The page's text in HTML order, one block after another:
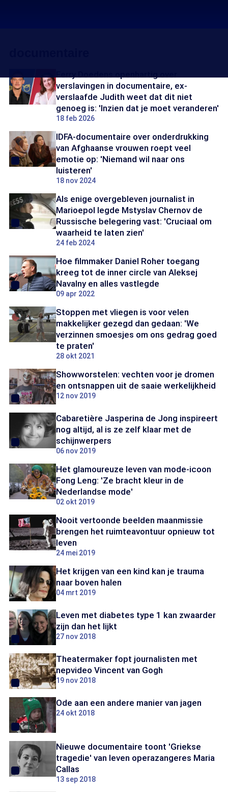
verslavingen in documentaire, ex-
verslaafde Judith weet dat dit niet
genoeg is: 'Inzien dat je moet veranderen'
18 feb 2026
IDFA-documentaire over onderdrukking
van Afghaanse vrouwen roept veel
emotie op: 'Niemand wil naar ons
luisteren'
18 nov 2024
Als enige overgebleven journalist in
Marioepol legde Mstyslav Chernov de
Russische belegering vast: 'Cruciaal om
waarheid te laten zien'
24 feb 2024
Hoe filmmaker Daniel Roher toegang
kreeg tot de inner circle van Aleksej
Navalny en alles vastlegde
09 apr 2022
Stoppen met vliegen is voor velen
makkelijker gezegd dan gedaan: 'We
verzinnen smoesjes om ons gedrag goed
te praten'
28 okt 2021
Showworstelen: vechten voor je dromen
en ontsnappen uit de saaie werkelijkheid
12 nov 2019
Cabaretière Jasperina de Jong inspireert
nog altijd, al is ze zelf klaar met de
schijnwerpers
06 nov 2019
Het glamoureuze leven van mode-icoon
Fong Leng: 'Ze bracht kleur in de
Nederlandse mode'
02 okt 2019
Nooit vertoonde beelden maanmissie
brengen het ruimteavontuur opnieuw tot
leven
24 mei 2019
Het krijgen van een kind kan je trauma
naar boven halen
04 mrt 2019
Leven met diabetes type 1 kan zwaarder
zijn dan het lijkt
27 nov 2018
Theatermaker fopt journalisten met
nepvideo Vincent van Gogh
19 nov 2018
Ode aan een andere manier van jagen
24 okt 2018
Nieuwe documentaire toont 'Griekse
tragedie' van leven operazangeres Maria
Callas
13 sep 2018